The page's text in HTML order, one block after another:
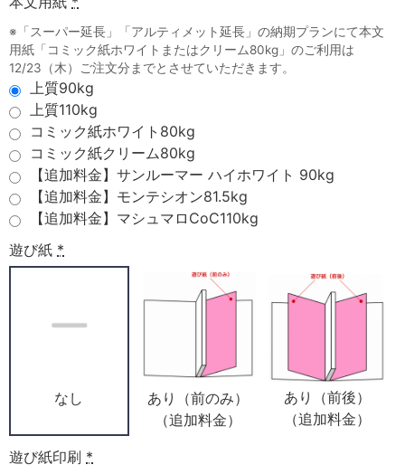
※「スーパー延長」「アルティメット延長」の納期プランにて本文
用紙「コミック紙ホワイトまたはクリーム80kg」のご利用は
12/23（木）ご注文分までとさせていただきます。
上質90kg
上質110kg
コミック紙ホワイト80kg
コミック紙クリーム80kg
【追加料金】サンルーマー ハイホワイト 90kg
【追加料金】モンテシオン81.5kg
【追加料金】マシュマロCoC110kg
遊び紙 *
なし
あり（前のみ）
（追加料金）
あり（前後）
（追加料金）
遊び紙印刷 *